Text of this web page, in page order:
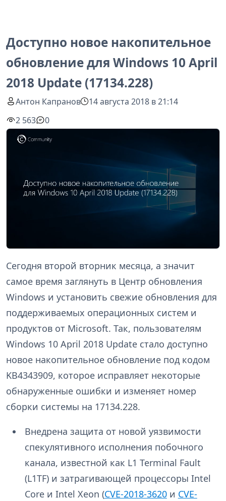
Доступно новое накопительное
обновление для Windows 10 April
2018 Update (17134.228)
Антон Капранов
14 августа 2018 в 21:14
2 563
0
Сегодня второй вторник месяца, а значит
самое время заглянуть в Центр обновления
Windows и установить свежие обновления для
поддерживаемых операционных систем и
продуктов от Microsoft. Так, пользователям
Windows 10 April 2018 Update стало доступно
новое накопительное обновление под кодом
KB4343909, которое исправляет некоторые
обнаруженные ошибки и изменяет номер
сборки системы на 17134.228.
Внедрена защита от новой уязвимости
спекулятивного исполнения побочного
канала, известной как L1 Terminal Fault
(L1TF) и затрагивающей процессоры Intel
Core и Intel Xeon (CVE-2018-3620и CVE-